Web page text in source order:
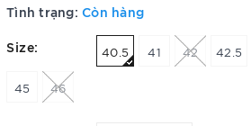
Tình trạng: Còn hàng
Size: 40.5 41 42 42.5
45 46